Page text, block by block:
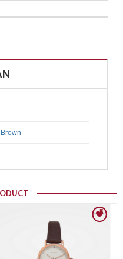
Brown
Add to wishlist